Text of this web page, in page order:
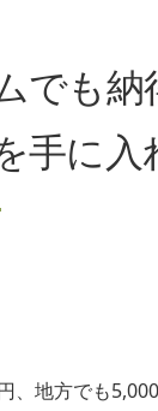
でも納
手に入
地方でも